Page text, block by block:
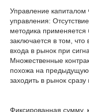
Управление капиталом
управления:
методика применяется
заключается в том,
входа в рынок при
Множественные
похожа на предыдущую
заходить в рынок
Фиксированная сумму,